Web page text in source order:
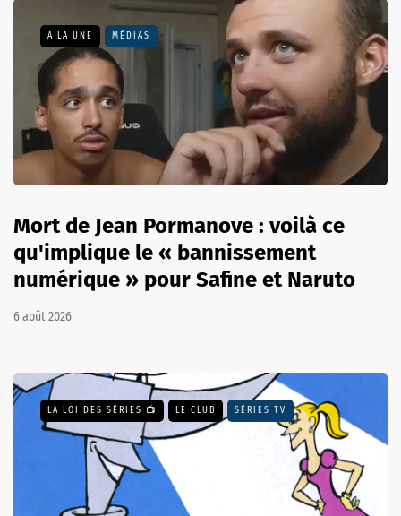
A LA UNE MÉDIAS
Mort de Jean Pormanove : voilà ce
qu'implique le « bannissement
numérique » pour Safine et Naruto
6 août 2026
LA LOI DES SÉRIES 📺 LE CLUB SÉRIES TV